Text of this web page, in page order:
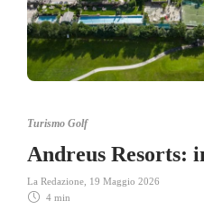
Turismo Golf
Andreus Resorts:
La Redazione 19 Maggio 2026
4 min